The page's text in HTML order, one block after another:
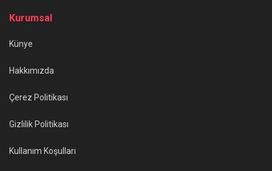
Kurumsal
Künye
Hakkımızda
Çerez Politikası
Gizlilik Politikası
Kullanım Koşulları